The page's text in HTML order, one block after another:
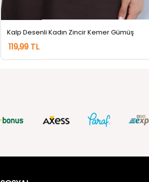
Kalp Desenli Kadın Zincir Kemer Gümüş
119,99 TL
SOSYAL